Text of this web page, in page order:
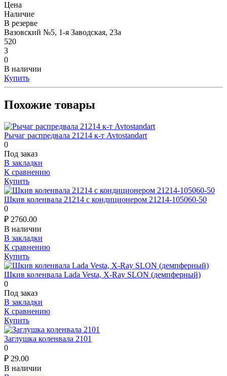
Цена
Наличие
В резерве
Вазовский №5, 1-я Заводская, 23а
520
3
0
В наличии
Купить
Похожие товары
Рычаг распредвала 21214 к-т Avtostandart
0
Под заказ
В закладки
К сравнению
Купить
Шкив коленвала 21214 с кондиционером 21214-105060-50
0
₽ 2760.00
В наличии
В закладки
К сравнению
Купить
Шкив коленвала Lada Vesta, X-Ray SLON (демпферный)
0
Под заказ
В закладки
К сравнению
Купить
Заглушка коленвала 2101
0
₽ 29.00
В наличии